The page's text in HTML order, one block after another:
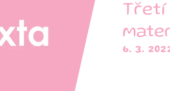
6. 3.